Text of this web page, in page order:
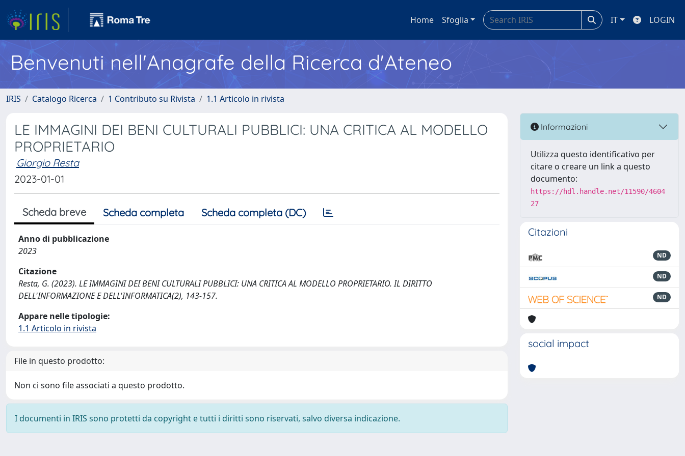
Home Sfoglia IT LOGIN
Benvenuti nell'Anagrafe della Ricerca d'Ateneo
IRIS Catalogo Ricerca 1 Contributo su Rivista 1.1 Articolo in rivista
LE IMMAGINI DEI BENI CULTURALI PUBBLICI: UNA CRITICA AL MODELLO
PROPRIETARIO
Giorgio Resta
2023-01-01
Scheda breve Scheda completa Scheda completa (DC)
Anno di pubblicazione
2023
Citazione
Resta, G. (2023). LE IMMAGINI DEI BENI CULTURALI PUBBLICI: UNA CRITICA AL MODELLO PROPRIETARIO. IL DIRITTO
DELL'INFORMAZIONE E DELL'INFORMATICA(2), 143-157.
Appare nelle tipologie:
1.1 Articolo in rivista
File in questo prodotto:
Non ci sono file associati a questo prodotto.
I documenti in IRIS sono protetti da copyright e tutti i diritti sono riservati, salvo diversa indicazione.
Informazioni
Utilizza questo identificativo per
citare o creare un link a questo
documento:
https://hdl.handle.net/11590/4604
27
Citazioni
ND
ND
ND
social impact